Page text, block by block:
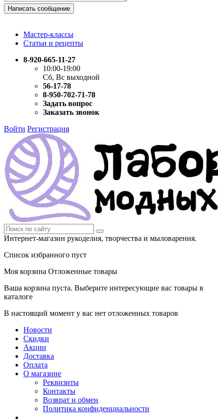
Написать сообщение
Мастер-классы
Статьи и рецепты
8-920-665-11-27
10:00-19:00
Сб, Вс выходной
56-17-78
8-950-702-71-78
Задать вопрос
Заказать звонок
Войти Регистрация
Интернет-магазин рукоделия, творчества и мыловарения.
Список избранного пуст
Моя корзина Отложенные товары
Ваша корзина пуста. Выберите интересующие вас товары в
каталоге
В настоящий момент у вас нет отложенных товаров
Новости
Скидки
Акции
Доставка
Оплата
О магазине
Реквизиты
Контакты
Возврат и обмен
Политика конфиденциальности